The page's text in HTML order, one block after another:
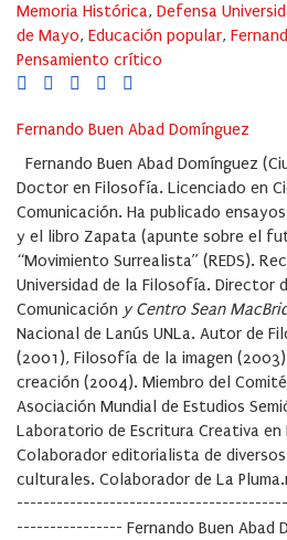
Memoria Histórica, Defensa
de Mayo, Educación popular,
Pensamiento crítico
Fernando Buen Abad Domínguez
Fernando Buen Abad Domínguez
Doctor en Filosofía. Licenciado en
Comunicación. Ha publicado
y el libro Zapata (apunte sobre el
“Movimiento Surrealista” (REDS).
Universidad de la Filosofía.
Comunicación y Centro Sean
Nacional de Lanús UNLa. Autor de
(2001), Filosofía de la imagen
creación (2004). Miembro del
Asociación Mundial de Estudios
Laboratorio de Escritura Creativa
Colaborador editorialista de
culturales. Colaborador de La
---------------- Fernando Buen Abad